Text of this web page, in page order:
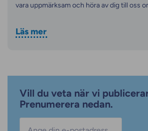
vara uppmärksam och höra av dig till oss
Läs mer
Vill du veta när vi
Prenumerera nedan.